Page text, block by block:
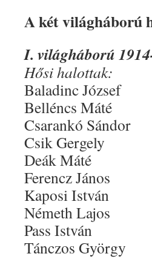
A két világháború
I. világháború
Hősi halottak:
Baladinc József
Belléncs Máté
Csarankó Sándor
Csik Gergely
Deák Máté
Ferencz János
Kaposi István
Németh Lajos
Pass István
Tánczos György